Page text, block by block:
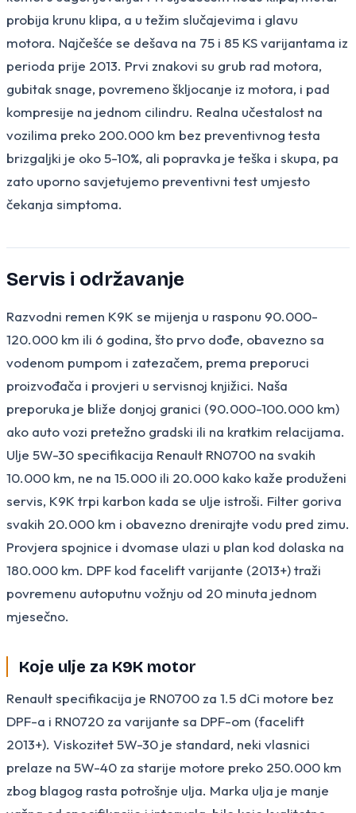
probija krunu klipa, a u težim slučajevima i glavu
motora. Najčešće se dešava na 75 i 85 KS varijantama iz
perioda prije 2013. Prvi znakovi su grub rad motora,
gubitak snage, povremeno škljocanje iz motora, i pad
kompresije na jednom cilindru. Realna učestalost na
vozilima preko 200.000 km bez preventivnog testa
brizgaljki je oko 5-10%, ali popravka je teška i skupa, pa
zato uporno savjetujemo preventivni test umjesto
čekanja simptoma.
Servis i održavanje
Razvodni remen K9K se mijenja u rasponu 90.000-
120.000 km ili 6 godina, što prvo dođe, obavezno sa
vodenom pumpom i zatezačem, prema preporuci
proizvođača i provjeri u servisnoj knjižici. Naša
preporuka je bliže donjoj granici (90.000-100.000 km)
ako auto vozi pretežno gradski ili na kratkim relacijama.
Ulje 5W-30 specifikacija Renault RN0700 na svakih
10.000 km, ne na 15.000 ili 20.000 kako kaže produženi
servis, K9K trpi karbon kada se ulje istroši. Filter goriva
svakih 20.000 km i obavezno drenirajte vodu pred zimu.
Provjera spojnice i dvomase ulazi u plan kod dolaska na
180.000 km. DPF kod facelift varijante (2013+) traži
povremenu autoputnu vožnju od 20 minuta jednom
mjesečno.
Koje ulje za K9K motor
Renault specifikacija je RN0700 za 1.5 dCi motore bez
DPF-a i RN0720 za varijante sa DPF-om (facelift
2013+). Viskozitet 5W-30 je standard, neki vlasnici
prelaze na 5W-40 za starije motore preko 250.000 km
zbog blagog rasta potrošnje ulja. Marka ulja je manje